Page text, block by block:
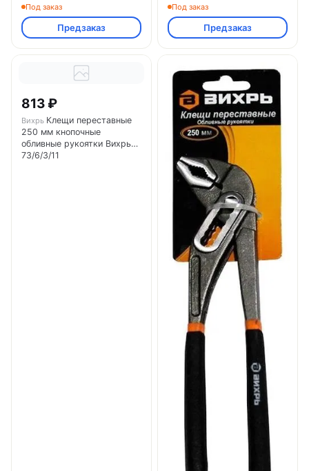
Под заказ
Предзаказ
Под заказ
Предзаказ
813 ₽
Вихрь Клещи переставные
250 мм кнопочные
обливные рукоятки Вихрь
73/6/3/11